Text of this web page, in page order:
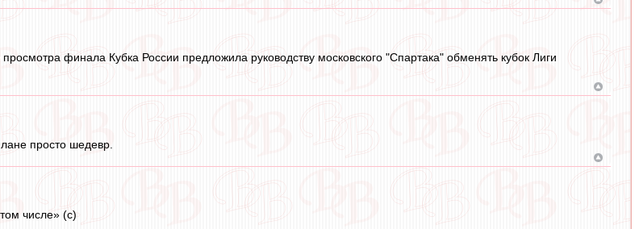
финала Кубка России предложила руководству московского "Спартака" обменять кубок Лиги
просто шедевр.
числе» (с)